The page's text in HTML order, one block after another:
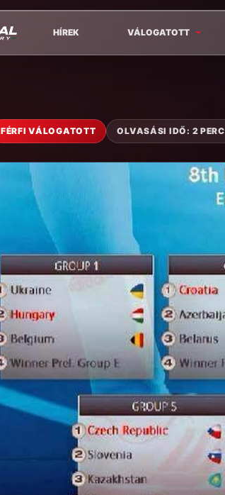
HÍREK VÁLOGATOTT
FÉRFI VÁLOGATOTT OLVASÁSI IDŐ: 2 PERC